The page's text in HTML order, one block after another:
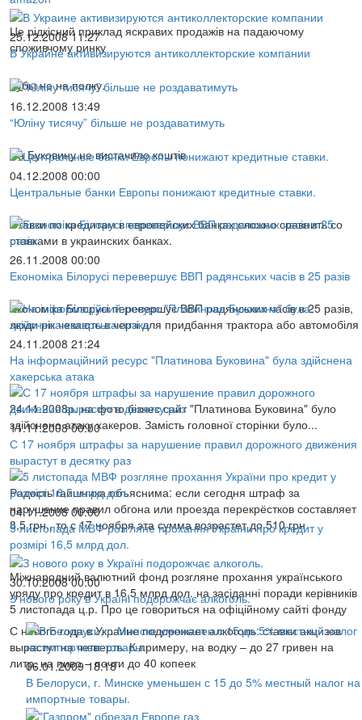
Це рідкісний приклад яскравих продажів на падаючому
споживчому ринку
25.12.2008 11:27
В Украине активизируются антиколлекторские компании
Зубы не на полку.
16.12.2008 13:49
“Юліну тисячу” більше не роздаватимуть
На Буковину не вистачило коштів
04.12.2008 00:00
Центральные банки Европы понижают кредитные ставки.
Ставки по кредитам в европейских банках сложно сравнить со
ставками в украинских банках.
26.11.2008 00:00
Економіка Білорусі перевершує ВВП радянських часів в 25 разів
Економіка Білорусі перевершує ВВП радянських часів в 25 разів,
люди рік чекають в черзі для придбання трактора або автомобіля
24.11.2008 21:24
На інформаційний ресурс "Платинова Буковина" була здійснена
хакерська атака
24.11.2008р. на фото бізнес сайт "Платинова Буковина" було
здійснено атаку хакеров. Замість головної сторінки було...
11.11.2008 00:00
С 17 ноября штрафы за нарушение правил дорожного движения
вырастут в десятку раз
Радость гаишника объяснима: если сегодня штраф за
нарушение правил обгона или проезда перекрёстков составляет
8,5 грн., то с 17 ноября эта сумма возрастет до 510 грн
04.11.2008 00:00
5 листопада МВФ розгляне прохання України про кредит у
розмірі 16,5 млрд дол.
Міжнародний валютний фонд розгляне прохання українського
уряду про кредит в 16,5 млрд дол. на засіданні поради керівників
5 листопада ц.р. Про це говориться на офіційному сайті фонду
30.10.2008 00:00
З нового року в Україні подорожчає алкоголь.
С нового года в Украине подорожает алкоголь: ставки акцизов
вырастут на четверть. К примеру, на водку – до 27 гривен на
литр, на пиво – почти до 40 копеек
06.01.2009 18:18
В Белоруси, г. Минске уменьшен с 15 до 5% местный налог на
импортные товары.